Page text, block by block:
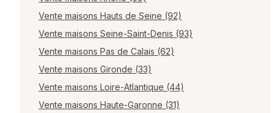
Vente maisons Hauts de Seine (92)
Vente maisons Seine-Saint-Denis (93)
Vente maisons Pas de Calais (62)
Vente maisons Gironde (33)
Vente maisons Loire-Atlantique (44)
Vente maisons Haute-Garonne (31)